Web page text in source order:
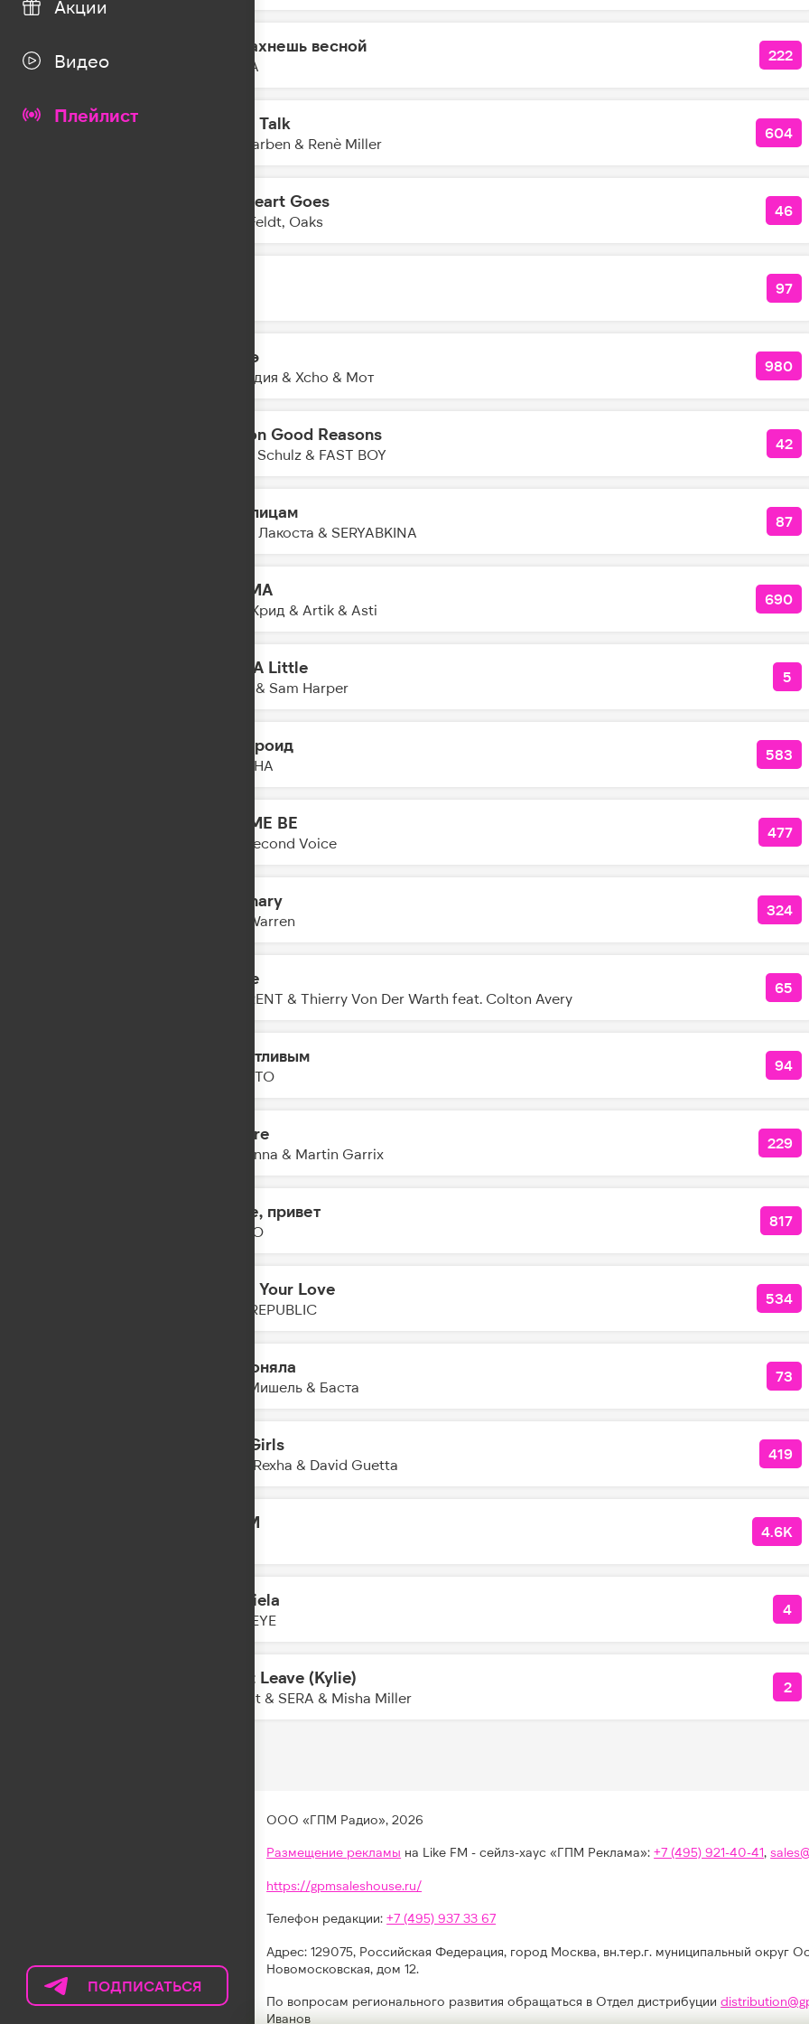
Акции
Видео
Плейлист
ПОДПИСАТЬСЯ
НА
19:45 Ты пахнешь весной
5УТРА
222
Body Talk
Alle Farben & Renè Miller
604
My Heart Goes
Sam Feldt, Oaks
46
97
Шадэ
By Индия & Xcho & Мот
980
Million Good Reasons
Robin Schulz & FAST BOY
42
По улицам
Коста Лакоста & SERYABKINA
87
KARMA
Егор Крид & Artik & Asti
690
Just A Little
Juste & Sam Harper
5
Полароид
NYUSHA
583
LET ME BE
The Second Voice
477
Ordinary
Alex Warren
324
Home
LAWRENT & Thierry Von Der Warth feat. Colton Avery
65
Счастливым
NILETTO
94
Bizarre
Madonna & Martin Garrix
229
Море, привет
DABRO
817
Need Your Love
ONE REPUBLIC
534
Не поняла
Моя Мишель & Баста
73
Sad Girls
Bebe Rexha & David Guetta
419
SWIM 4.6K
Gabriela
KATSEYE
4
Don't Leave (Kylie)
Akcent & SERA & Misha Miller
2
ООО «ГПМ Радио», 2026
Размещение рекламы на Like FM - сейлз-хаус «ГПМ Реклама»:+7 (495) 921-40-41,
https://gpmsaleshouse.ru/
Телефон редакции:+7 (495) 937 33 67
Адрес: 129075, Российская Федерация, город Москва, вн.тер.г. муниципальный округ
Новомосковская, дом 12.
По вопросам регионального развития обращаться в Отдел дистрибуции
Иванов